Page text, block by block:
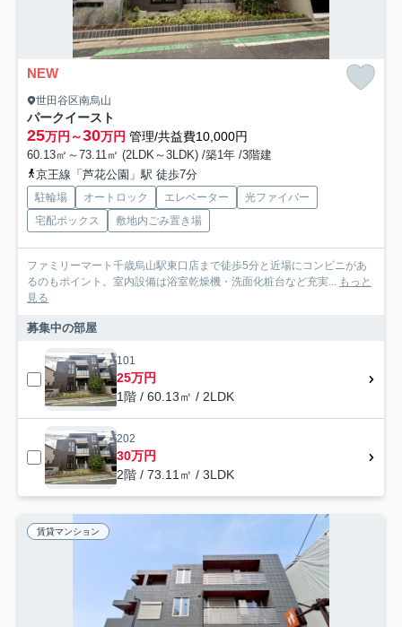
NEW
世田谷区南烏山
パークイースト
25万円～30万円 管理/共益費10,000円
60.13㎡～73.11㎡ (2LDK～3LDK) /築1年 /3階建
京王線「芦花公園」駅 徒歩7分
駐輪場 オートロック エレベーター
光ファイバー
宅配ボックス
敷地内ごみ置き場
ファミリーマート千歳烏山駅東口店まで徒歩5分と近場にコンビニがあ
るのもポイント。室内設備は浴室乾燥機・洗面化粧台など充実... もっと
見る
募集中の部屋
101
25万円
1階 / 60.13㎡ / 2LDK
202
30万円
2階 / 73.11㎡ / 3LDK
賃貸マンション